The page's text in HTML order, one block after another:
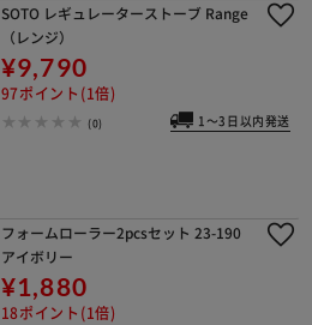
SOTO レギュレーターストーブ Range
（レンジ）
¥9,790
97ポイント(1倍)
(0) 1～3日以内発送
フォームローラー2pcsセット 23-190
アイボリー
¥1,880
18ポイント(1倍)